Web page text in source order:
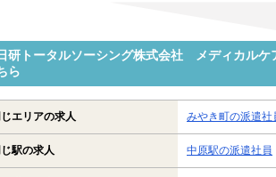
研トータルソーシング株式会社 メディカルケ
ら
じエリアの求人 みやき町の派遣社
じ駅の求人 中原駅の派遣社員